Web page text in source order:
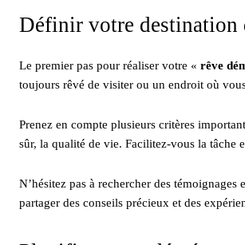
Définir votre destination
Le premier pas pour réaliser votre « rêve
toujours rêvé de visiter ou un endroit où
Prenez en compte plusieurs critères
sûr, la qualité de vie. Facilitez-vous la tâche
N’hésitez pas à rechercher des
partager des conseils précieux et des